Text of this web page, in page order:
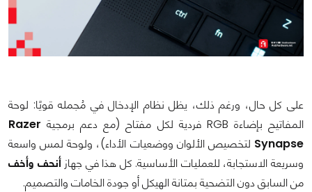
على كل حال، ورغم ذلك، يظل نظام الإدخال في مُجمله قويًا: لوحة
المفاتيح بإضاءة RGB فردية لكل مفتاح (مع دعم برمجية
Razer
Synapse لتخصيص الألوان ووضعيات الأداء)، ولوحة لمس واسعة
وسريعة الاستجابة، للعمليات الأساسية. كل هذا في جهازأنحف وأخف
من السابق دون التضحية بمتانة الهيكل أو جودة الخامات والتصميم.